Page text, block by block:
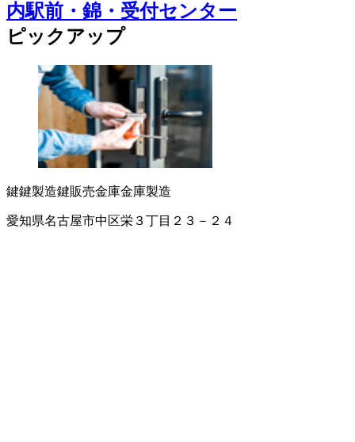
内駅前・錦・受付センター
ピックアップ
鍵鍵製造鍵販売金庫金庫製造
愛知県名古屋市中区栄３丁目２３－２４